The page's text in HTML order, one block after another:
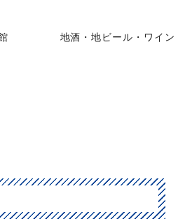
地酒・地ビール・ワイン